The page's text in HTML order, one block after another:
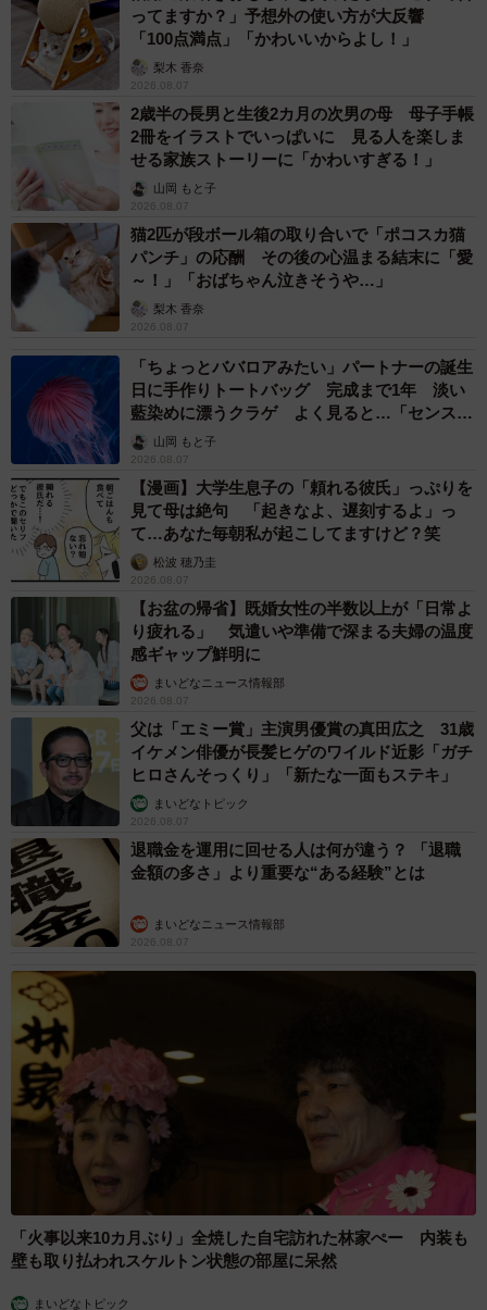
ってますか？」予想外の使い方が大反響
「100点満点」「かわいいからよし！」
梨木 香奈
2026.08.07
2歳半の長男と生後2カ月の次男の母 母子手帳
2冊をイラストでいっぱいに 見る人を楽しま
せる家族ストーリーに「かわいすぎる！」
山岡 もと子
2026.08.07
猫2匹が段ボール箱の取り合いで「ポコスカ猫
パンチ」の応酬 その後の心温まる結末に「愛
～！」「おばちゃん泣きそうや…」
梨木 香奈
2026.08.07
「ちょっとババロアみたい」パートナーの誕生
日に手作りトートバッグ 完成まで1年 淡い
藍染めに漂うクラゲ よく見ると…「センスす
ごい」山岡 もと子
2026.08.07
【漫画】大学生息子の「頼れる彼氏」っぷりを
見て母は絶句 「起きなよ、遅刻するよ」っ
て…あなた毎朝私が起こしてますけど？笑
松波 穂乃圭
2026.08.07
【お盆の帰省】既婚女性の半数以上が「日常よ
り疲れる」 気遣いや準備で深まる夫婦の温度
感ギャップ鮮明に
まいどなニュース情報部
2026.08.07
父は「エミー賞」主演男優賞の真田広之 31歳
イケメン俳優が長髪ヒゲのワイルド近影「ガチ
ヒロさんそっくり」「新たな一面もステキ」
まいどなトピック
2026.08.07
退職金を運用に回せる人は何が違う？ 「退職
金額の多さ」より重要な“ある経験”とは
まいどなニュース情報部
2026.08.07
「火事以来10カ月ぶり」全焼した自宅訪れた林家ぺー 内装も
壁も取り払われスケルトン状態の部屋に呆然
まいどなトピック